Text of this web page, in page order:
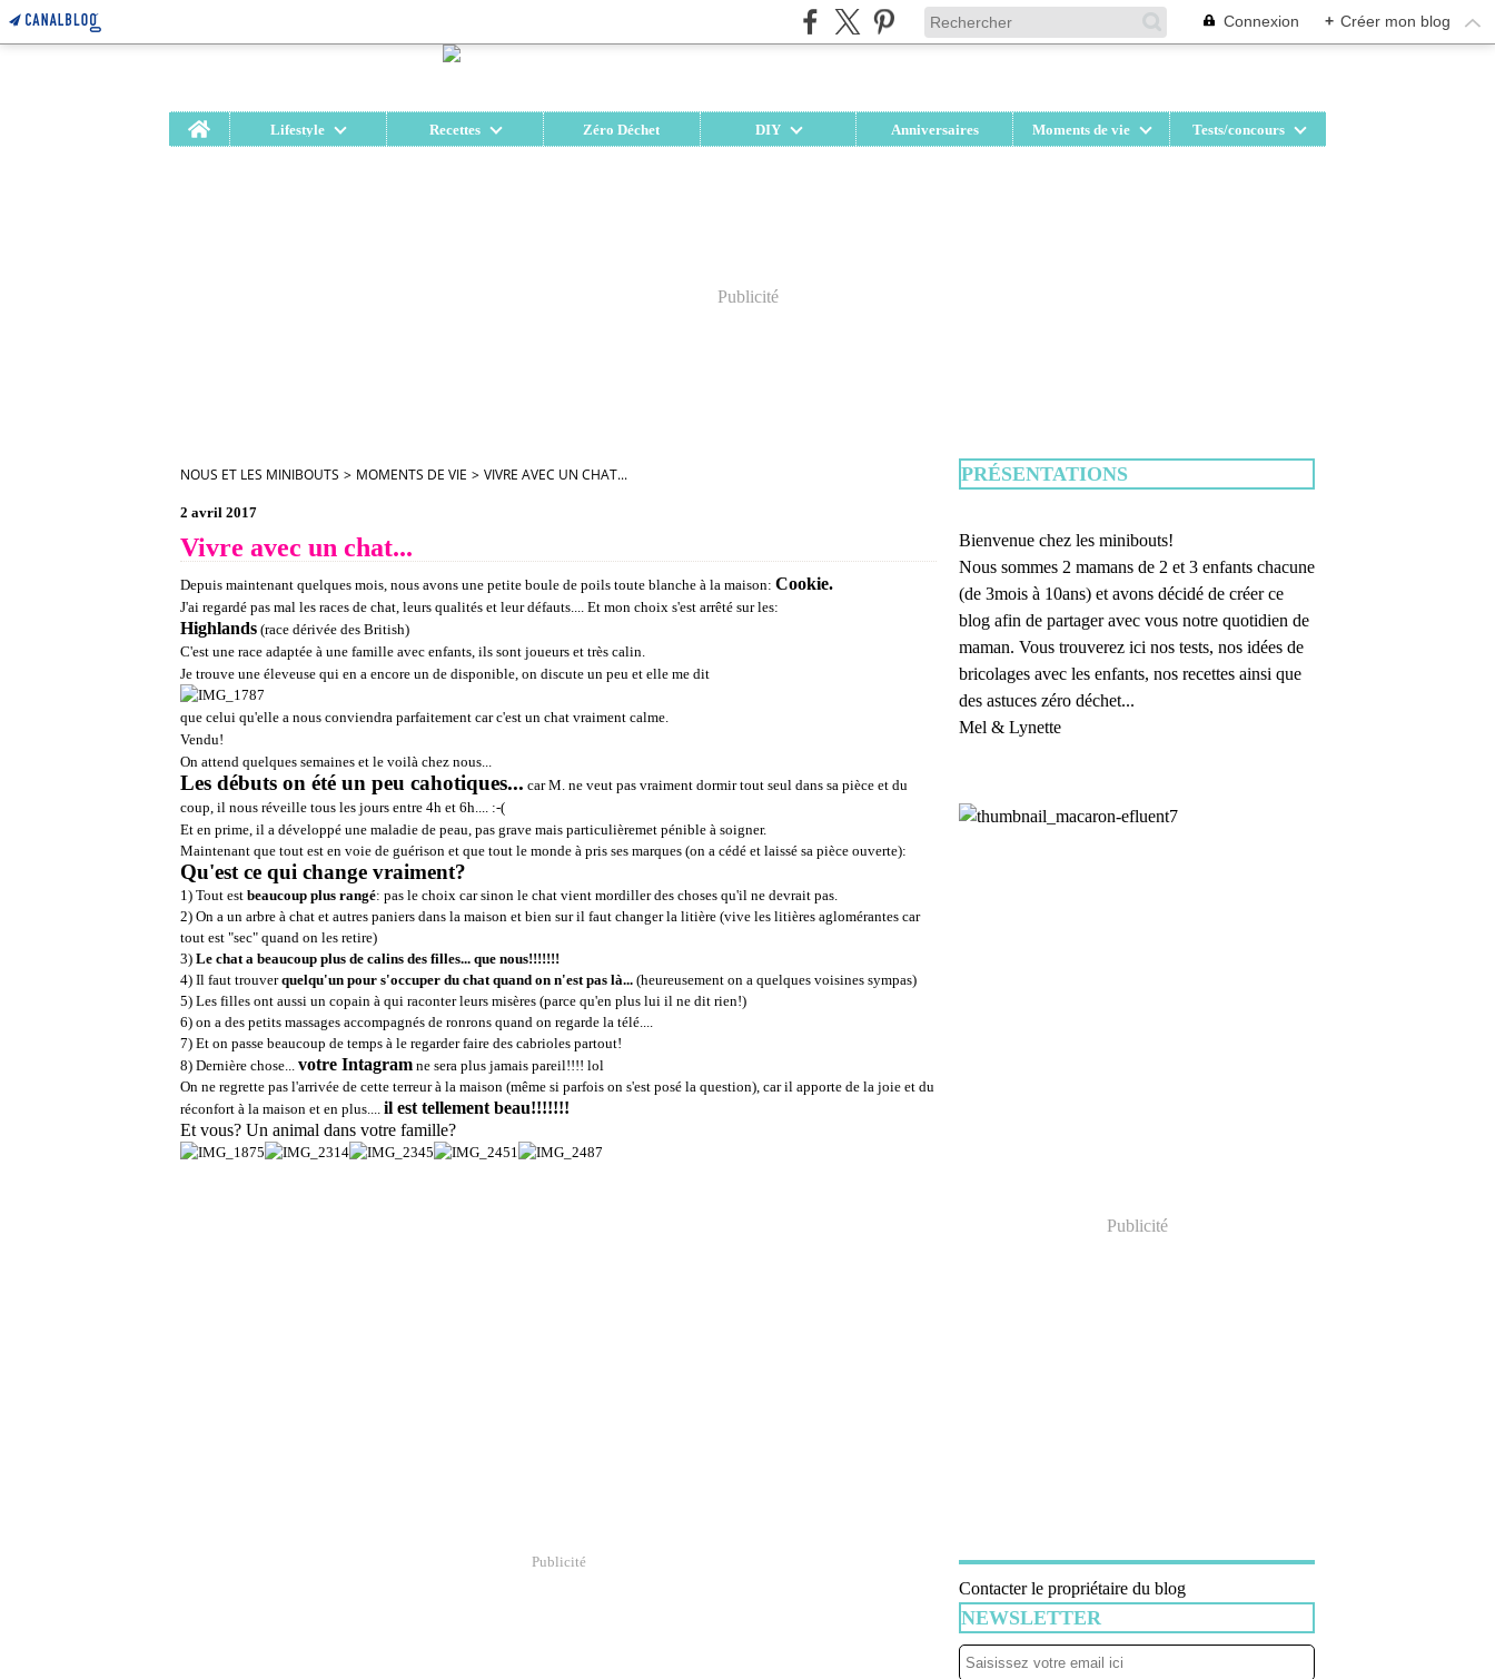
Connexion + Créer mon blog
Home
Lifestyle Recettes Zéro Déchet DIY Anniversaires Moments de vie Tests/concours
Publicité
NOUS ET LES MINIBOUTS > MOMENTS DE VIE > VIVRE AVEC UN CHAT...
2 avril 2017
Vivre avec un chat...
Depuis maintenant quelques mois, nous avons une petite boule de poils toute blanche à la maison: Cookie.
J'ai regardé pas mal les races de chat, leurs qualités et leur défauts.... Et mon choix s'est arrêté sur les:
Highlands (race dérivée des British)
C'est une race adaptée à une famille avec enfants, ils sont joueurs et très calin.
Je trouve une éleveuse qui en a encore un de disponible, on discute un peu et elle me dit
que celui qu'elle a nous conviendra parfaitement car c'est un chat vraiment calme.
Vendu!
On attend quelques semaines et le voilà chez nous...
Les débuts on été un peu cahotiques... car M. ne veut pas vraiment dormir tout seul dans sa pièce et du
coup, il nous réveille tous les jours entre 4h et 6h.... :-(
Et en prime, il a développé une maladie de peau, pas grave mais particulièremet pénible à soigner.
Maintenant que tout est en voie de guérison et que tout le monde à pris ses marques (on a cédé et laissé sa pièce ouverte):
Qu'est ce qui change vraiment?
1) Tout est beaucoup plus rangé: pas le choix car sinon le chat vient mordiller des choses qu'il ne devrait pas.
2) On a un arbre à chat et autres paniers dans la maison et bien sur il faut changer la litière (vive les litières aglomérantes car
tout est "sec" quand on les retire)
3) Le chat a beaucoup plus de calins des filles... que nous!!!!!!!
4) Il faut trouverquelqu'un pour s'occuper du chat quand on n'est pas là... (heureusement on a quelques voisines sympas)
5) Les filles ont aussi un copain à qui raconter leurs misères (parce qu'en plus lui il ne dit rien!)
6) on a des petits massages accompagnés de ronrons quand on regarde la télé....
7) Et on passe beaucoup de temps à le regarder faire des cabrioles partout!
8) Dernière chose... votre Intagram ne sera plus jamais pareil!!!! lol
On ne regrette pas l'arrivée de cette terreur à la maison (même si parfois on s'est posé la question), car il apporte de la joie et du
réconfort à la maison et en plus.... il est tellement beau!!!!!!!
Et vous? Un animal dans votre famille?
Publicité
PRÉSENTATIONS
Bienvenue chez les minibouts!
Nous sommes 2 mamans de 2 et 3 enfants chacune
(de 3mois à 10ans) et avons décidé de créer ce
blog afin de partager avec vous notre quotidien de
maman. Vous trouverez ici nos tests, nos idées de
bricolages avec les enfants, nos recettes ainsi que
des astuces zéro déchet...
Mel & Lynette
Publicité
Contacter le propriétaire du blog
NEWSLETTER